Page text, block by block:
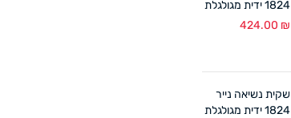
1824 ידית מגולגלת
שחור (300 יח')424.00 ₪
שקית נשיאה נייר
1824 ידית מגולגלת